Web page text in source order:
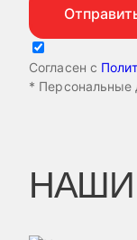
Согласен с
* Персональные